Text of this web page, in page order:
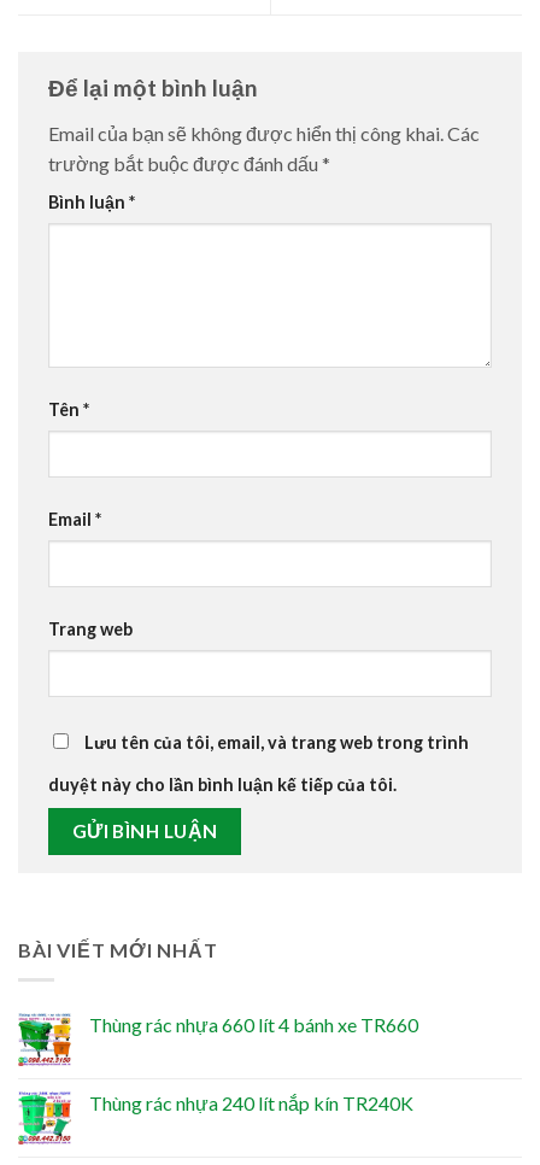
Để lại một bình luận
Email của bạn sẽ không được hiển thị công khai.Các
trường bắt buộc được đánh dấu *
Bình luận *
Tên *
Email *
Trang web
Lưu tên của tôi, email, và trang web trong trình
duyệt này cho lần bình luận kế tiếp của tôi.
BÀI VIẾT MỚI NHẤT
Thùng rác nhựa 660 lít 4 bánh xe TR660
Thùng rác nhựa 240 lít nắp kín TR240K